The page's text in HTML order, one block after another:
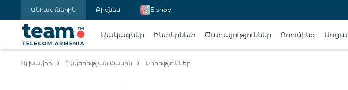
Անհատներին Բիզնես E-shop
Սակագներ Ինտերնետ Ծառայություններ Ռոումինգ
Գլխավոր Ընկերության մասին Նորություններ